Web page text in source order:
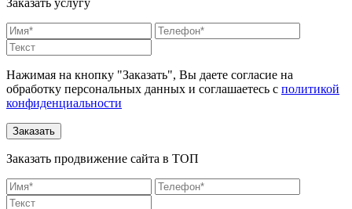
Нажимая на кнопку "Заказать", Вы даете согласие на
обработку персональных данных и соглашаетесь c политикой
конфиденциальности
Заказать продвижение сайта в ТОП